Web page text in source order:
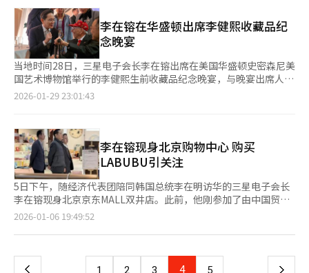
当时他应法国总统马克龙邀请，与特斯拉CEO埃隆·马斯克等人会
晤，探讨未来技术合作。三星电子在本届奥运会上通过移动技术展
开创新营销。开幕式现场拍摄和转播使用了最新旗舰机
型“GalaxyS25 Ultra”，向全球传递现场感。此外，志愿者和运
动员使用的三星设备提供实时AI翻译功能，支持无语言障碍的赛事
运营。运动员们还获得了1.7万部“GalaxyZ Flip7奥运版”。三星
与奥运会的合作始于1988年首尔奥运会的地区赞助，1997年与国
际奥委会签订顶级赞助合同，合作已近30年。已故李健熙前会长曾
继承并扩展了这一“体育外交”遗产。三星电子的品牌价值从
2000年的52亿美元（全球排名第43位）增长到去年的905亿美元
（约合129万亿韩元），跻身全球前五大品牌。三星电子在米兰主
要地标进行户外广告，并运营“三星之家”，加强与运动员和粉丝
的互动。三星电子的奥运会官方赞助合同将持续到2028年美国洛
杉矶奥运会。※ 本报道经人工智能（AI）系统翻译与编辑。
用。据悉，李在镕已抵达意大利米兰，作为国际奥委会顶级赞助商
代表出席开幕式，并计划与全球政商界人士会面。三星电子通过移
动技术创新观赛体验，使用最新的Galaxy S25 Ultra手机直播开幕
式。所有参赛选手将获得Galaxy Z Flip7奥运版，志愿者也将获得
支持翻译功能的设备。现代汽车集团通过研发技术支持冬季运动装
备，尤其是雪橇项目，提供高强度碳纤维成型技术和空气动力学技
术。郑义宣会长强调科学训练系统的重要性。LG集团则专注于支
持训练环境较差的冷门项目，自2015年起支持骷髅雪车国家队，
支持下，投入300亿韩元用于滑雪项目，并派遣专门团队为选手提
供饮食和健康管理。CJ集团在米兰运营“韩国之家”，推广韩国食
品和文化。Dunamu通过比特币捐赠支持大韩体育会，并开展全民
支持活动。其他企业如OB啤酒、Woori金融集团等也在现场支持
韩国队。企业的技术支持和真诚赞助成为韩国队成功的关键。※
本报道经人工智能（AI）系统翻译与编辑。
李在镕在华盛顿出席李健熙收藏品纪
念晚宴
当地时间28日，三星电子会长李在镕出席在美国华盛顿史密森尼美
国艺术博物馆举行的李健熙生前收藏品纪念晚宴，与晚宴出席人士
交谈。
2026-01-29 23:01:43
李在镕现身北京购物中心 购买
LABUBU引关注
5日下午，随经济代表团陪同韩国总统李在明访华的三星电子会长
李在镕现身北京京东MALL双井店。此前，他刚参加了由中国贸促
会与韩国大韩商工会议所共同主办的中韩商务论坛。 网友在微博
不时驻足端详商品。据京东全球购店员介绍，李在明购买了
达，共有六七人，其中包括一名翻译人员。先在家居馆逛了逛并询
2026-01-06 19:49:52
上
页
1 2 3 4 5 下